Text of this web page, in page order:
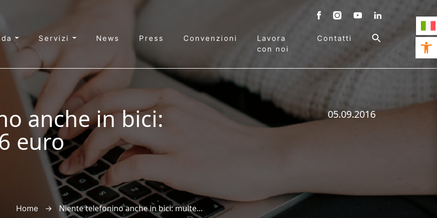
Servizi News Press Convenzioni
Lavora
con noi
Contatti
anche in bici:
euro
05.09.2016
Home → Niente telefonino anche in bici: multe fino a 646 euro